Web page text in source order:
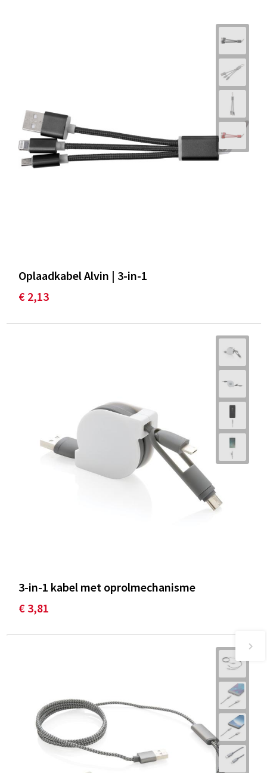
Oplaadkabel Alvin | 3-in-1
€ 2,13
3-in-1 kabel met oprolmechanisme
€ 3,81